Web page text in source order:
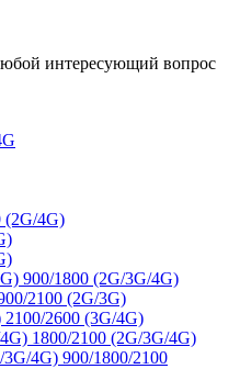
интересующий вопрос
(2G/4G)
900/1800 (2G/3G/4G)
2100 (2G/3G)
2100/2600 (3G/4G)
1800/2100 (2G/3G/4G)
900/1800/2100